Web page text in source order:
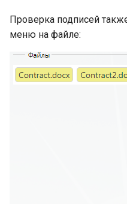
Проверка подписей
меню на файле: